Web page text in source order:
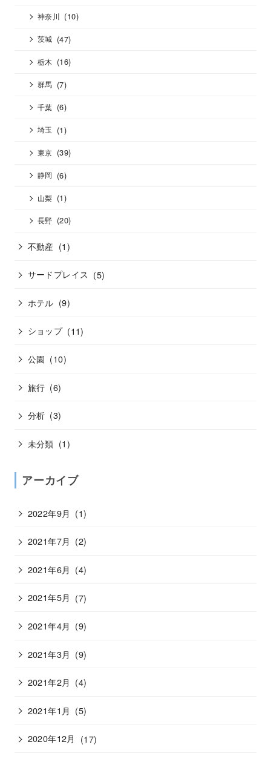
神奈川 (10)
茨城 (47)
栃木 (16)
群馬 (7)
千葉 (6)
埼玉 (1)
東京 (39)
静岡 (6)
山梨 (1)
長野 (20)
不動産 (1)
サードプレイス (5)
ホテル (9)
ショップ (11)
公園 (10)
旅行 (6)
分析 (3)
未分類 (1)
アーカイブ
2022年9月 (1)
2021年7月 (2)
2021年6月 (4)
2021年5月 (7)
2021年4月 (9)
2021年3月 (9)
2021年2月 (4)
2021年1月 (5)
2020年12月 (17)